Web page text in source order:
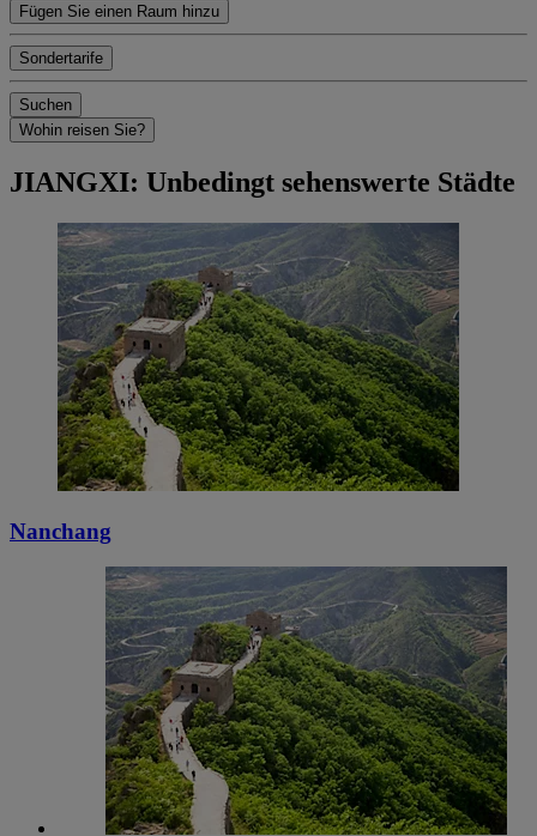
Fügen Sie einen Raum hinzu
Sondertarife
Suchen
Wohin reisen Sie?
JIANGXI: Unbedingt sehenswerte Städte
Nanchang